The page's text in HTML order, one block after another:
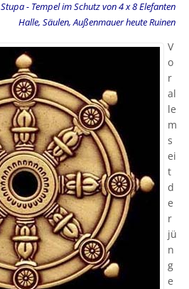
Stupa - Tempel im Schutz von 4 x 8 Elefanten
Halle, Säulen, Außenmauer heute Ruinen
V
o
r
al
le
m
s
ei
t
d
e
r
jü
n
g
e